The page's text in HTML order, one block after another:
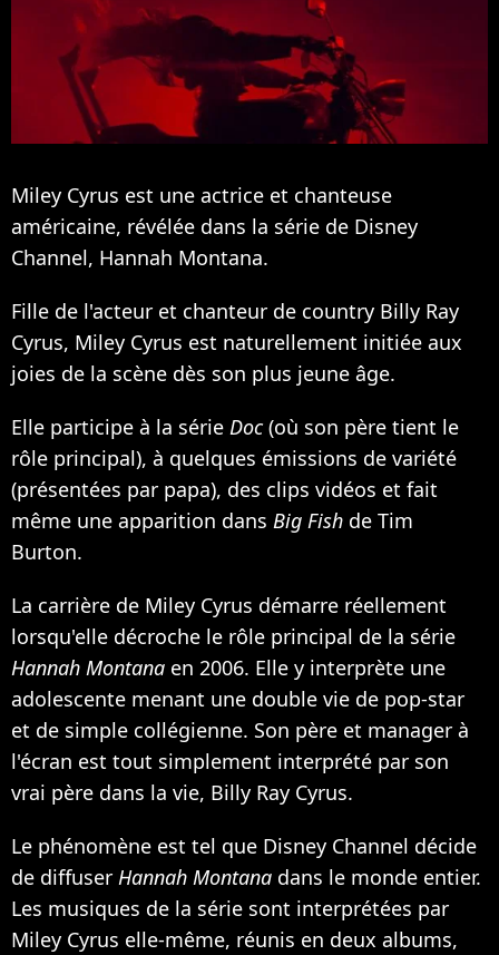
Miley Cyrus est une actrice et chanteuse
américaine, révélée dans la série de Disney
Channel, Hannah Montana.
Fille de l'acteur et chanteur de country Billy Ray
Cyrus, Miley Cyrus est naturellement initiée aux
joies de la scène dès son plus jeune âge.
Elle participe à la série Doc(où son père tient le
rôle principal), à quelques émissions de variété
(présentées par papa), des clips vidéos et fait
même une apparition dans Big Fish de Tim
Burton.
La carrière de Miley Cyrus démarre réellement
lorsqu'elle décroche le rôle principal de la série
Hannah Montana en 2006. Elle y interprète une
adolescente menant une double vie de pop-star
et de simple collégienne. Son père et manager à
l'écran est tout simplement interprété par son
vrai père dans la vie, Billy Ray Cyrus.
Le phénomène est tel que Disney Channel décide
de diffuser Hannah Montana dans le monde entier.
Les musiques de la série sont interprétées par
Miley Cyrus elle-même, réunis en deux albums,